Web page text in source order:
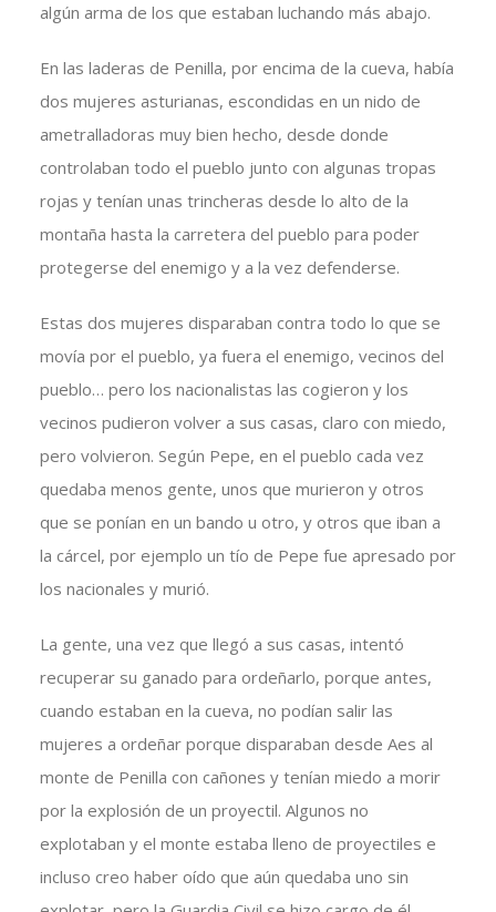
algún arma de los que estaban luchando más abajo.
En las laderas de Penilla, por encima de la cueva, había
dos mujeres asturianas, escondidas en un nido de
ametralladoras muy bien hecho, desde donde
controlaban todo el pueblo junto con algunas tropas
rojas y tenían unas trincheras desde lo alto de la
montaña hasta la carretera del pueblo para poder
protegerse del enemigo y a la vez defenderse.
Estas dos mujeres disparaban contra todo lo que se
movía por el pueblo, ya fuera el enemigo, vecinos del
pueblo… pero los nacionalistas las cogieron y los
vecinos pudieron volver a sus casas, claro con miedo,
pero volvieron. Según Pepe, en el pueblo cada vez
quedaba menos gente, unos que murieron y otros
que se ponían en un bando u otro, y otros que iban a
la cárcel, por ejemplo un tío de Pepe fue apresado por
los nacionales y murió.
La gente, una vez que llegó a sus casas, intentó
recuperar su ganado para ordeñarlo, porque antes,
cuando estaban en la cueva, no podían salir las
mujeres a ordeñar porque disparaban desde Aes al
monte de Penilla con cañones y tenían miedo a morir
por la explosión de un proyectil. Algunos no
explotaban y el monte estaba lleno de proyectiles e
incluso creo haber oído que aún quedaba uno sin